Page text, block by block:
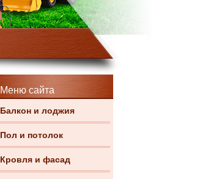
Меню сайта
Балкон и лоджия
Пол и потолок
Кровля и фасад